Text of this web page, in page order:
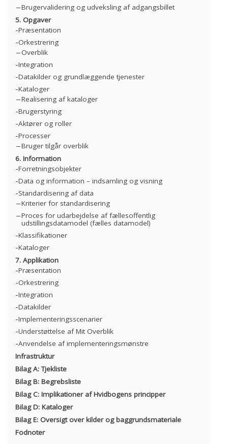
Brugervalidering og udveksling af adgangsbillet
5. Opgaver
Præsentation
Orkestrering
Overblik
Integration
Datakilder og grundlæggende tjenester
Kataloger
Realisering af kataloger
Brugerstyring
Aktører og roller
Processer
Bruger tilgår overblik
6. Information
Forretningsobjekter
Data og information – indsamling og visning
Standardisering af data
Kriterier for standardisering
Proces for udarbejdelse af fællesoffentlig
udstillingsdatamodel (fælles datamodel)
Klassifikationer
Kataloger
7. Applikation
Præsentation
Orkestrering
Integration
Datakilder
Implementeringsscenarier
Understøttelse af Mit Overblik
Anvendelse af implementeringsmønstre
Infrastruktur
Bilag A: Tjekliste
Bilag B: Begrebsliste
Bilag C: Implikationer af Hvidbogens principper
Bilag D: Kataloger
Bilag E: Oversigt over kilder og baggrundsmateriale
Fodnoter